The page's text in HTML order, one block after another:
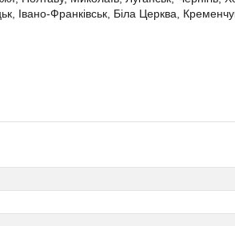
Івано-Франківськ, Біла Церква,